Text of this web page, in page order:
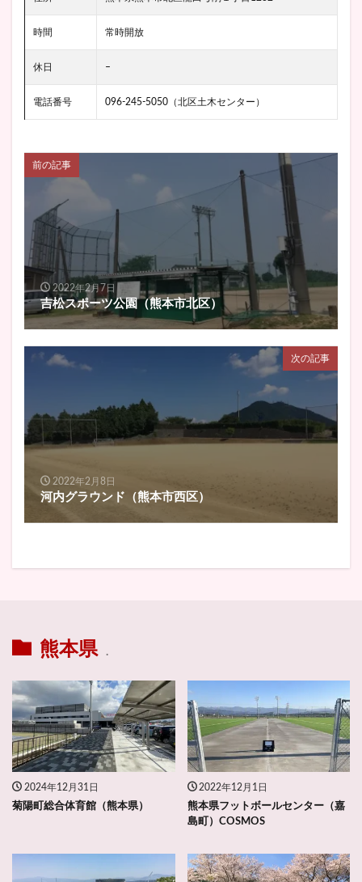
時間 常時開放
休日 –
電話番号 096-245-5050（北区土木センター）
前の記事
2022年2月7日
吉松スポーツ公園（熊本市北区）
次の記事
2022年2月8日
河内グラウンド（熊本市西区）
熊本県 .
2024年12月31日
菊陽町総合体育館（熊本県）
2022年12月1日
熊本県フットボールセンター（嘉
島町）COSMOS